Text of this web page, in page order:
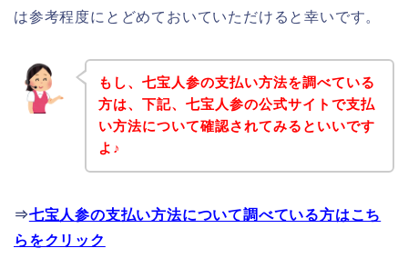
は参考程度にとどめておいていただけると幸いです。
もし、七宝人参の支払い方法を調べている
方は、下記、七宝人参の公式サイトで支払
い方法について確認されてみるといいです
よ♪
⇒七宝人参の支払い方法について調べている方はこち
らをクリック